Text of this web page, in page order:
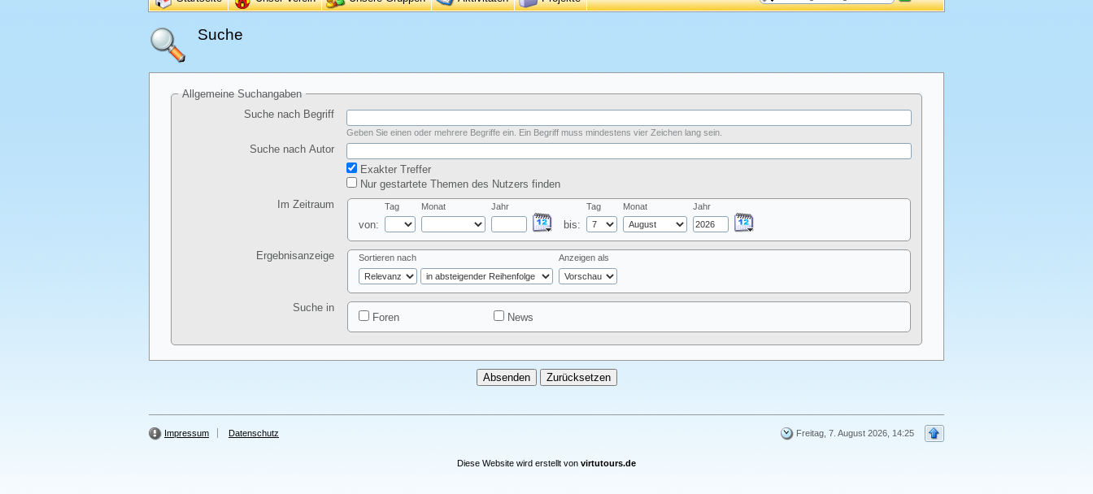
Suche
Allgemeine Suchangaben
Suche nach Begriff
Geben Sie einen oder mehrere Begriffe ein. Ein Begriff muss mindestens vier Zeichen lang sein.
Suche nach Autor
Exakter Treffer
Nur gestartete Themen des Nutzers finden
Im Zeitraum
von:
Tag Monat Jahr
bis:
Tag Monat Jahr
Ergebnisanzeige Sortieren nach Anzeigen als
Suche in
Foren
News
Impressum Datenschutz Freitag, 7. August 2026, 14:25
Diese Website wird erstellt von virtutours.de